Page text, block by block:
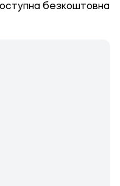
безкоштовна